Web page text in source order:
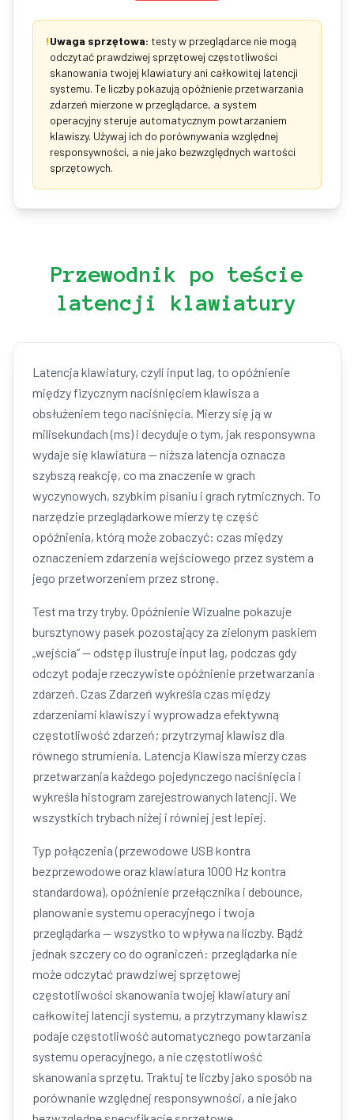
!Uwaga sprzętowa: testy w przeglądarce nie mogą
odczytać prawdziwej sprzętowej częstotliwości
skanowania twojej klawiatury ani całkowitej latencji
systemu. Te liczby pokazują opóźnienie przetwarzania
zdarzeń mierzone w przeglądarce, a system
operacyjny steruje automatycznym powtarzaniem
klawiszy. Używaj ich do porównywania względnej
responsywności, a nie jako bezwzględnych wartości
sprzętowych.
Przewodnik po teście
latencji klawiatury
Latencja klawiatury, czyli input lag, to opóźnienie
między fizycznym naciśnięciem klawisza a
obsłużeniem tego naciśnięcia. Mierzy się ją w
milisekundach (ms) i decyduje o tym, jak responsywna
wydaje się klawiatura — niższa latencja oznacza
szybszą reakcję, co ma znaczenie w grach
wyczynowych, szybkim pisaniu i grach rytmicznych. To
narzędzie przeglądarkowe mierzy tę część
opóźnienia, którą może zobaczyć: czas między
oznaczeniem zdarzenia wejściowego przez system a
jego przetworzeniem przez stronę.
Test ma trzy tryby. Opóźnienie Wizualne pokazuje
bursztynowy pasek pozostający za zielonym paskiem
„wejścia” — odstęp ilustruje input lag, podczas gdy
odczyt podaje rzeczywiste opóźnienie przetwarzania
zdarzeń. Czas Zdarzeń wykreśla czas między
zdarzeniami klawiszy i wyprowadza efektywną
częstotliwość zdarzeń; przytrzymaj klawisz dla
równego strumienia. Latencja Klawisza mierzy czas
przetwarzania każdego pojedynczego naciśnięcia i
wykreśla histogram zarejestrowanych latencji. We
wszystkich trybach niżej i równiej jest lepiej.
Typ połączenia (przewodowe USB kontra
bezprzewodowe oraz klawiatura 1000 Hz kontra
standardowa), opóźnienie przełącznika i debounce,
planowanie systemu operacyjnego i twoja
przeglądarka — wszystko to wpływa na liczby. Bądź
jednak szczery co do ograniczeń: przeglądarka nie
może odczytać prawdziwej sprzętowej
częstotliwości skanowania twojej klawiatury ani
całkowitej latencji systemu, a przytrzymany klawisz
podaje częstotliwość automatycznego powtarzania
systemu operacyjnego, a nie częstotliwość
skanowania sprzętu. Traktuj te liczby jako sposób na
porównanie względnej responsywności, a nie jako